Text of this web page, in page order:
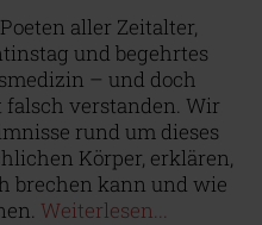
aller Zeitalter,
und begehrtes
– und doch
verstanden. Wir
rund um dieses
Körper, erklären,
brechen kann und wie
Weiterlesen...